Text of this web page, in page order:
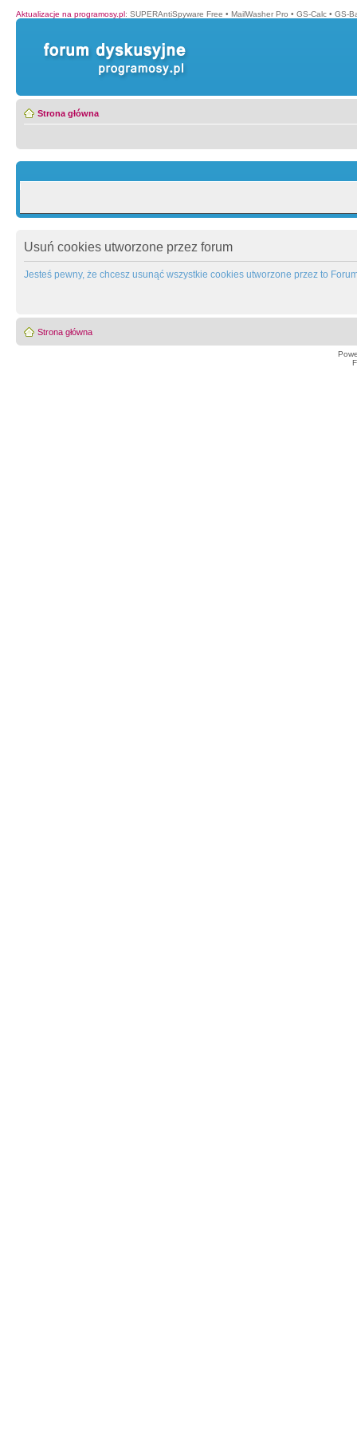
Aktualizacje na programosy.pl: SUPERAntiSpyware Free • MailWasher Pro • GS-Calc • GS-
Strona główna
Usuń cookies utworzone przez forum
Jesteś pewny, że chcesz usunąć wszystkie cookies utworzone przez to
Strona główna